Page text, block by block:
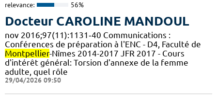
relevance: 56%
Docteur CAROLINE MANDOUL
nov 2016;97(11):1131‑40 Communications :
Conférences de préparation à l'ENC - D4, Faculté de
Montpellier-Nîmes 2014-2017 JFR 2017 - Cours
d'intérêt général: Torsion d'annexe de la femme
adulte, quel rôle
29/04/2026 09:50